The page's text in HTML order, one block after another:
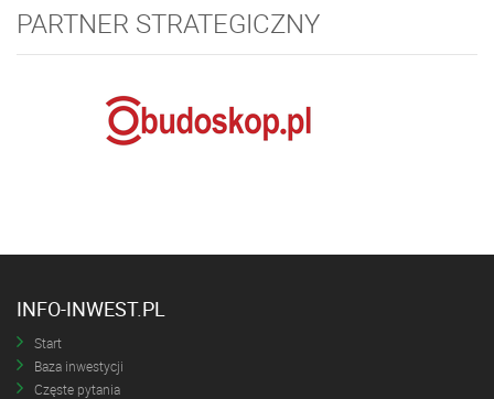
PARTNER STRATEGICZNY
INFO-INWEST.PL
Start
Baza inwestycji
Częste pytania